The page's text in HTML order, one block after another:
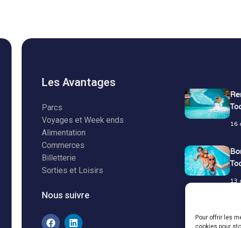
Pour offrir les
cookies pour
Les Avantages
Parcs
Voyages et Week ends
Alimentation
Commerces
Billetterie
Sorties et Loisirs
Nous suivre
16
13